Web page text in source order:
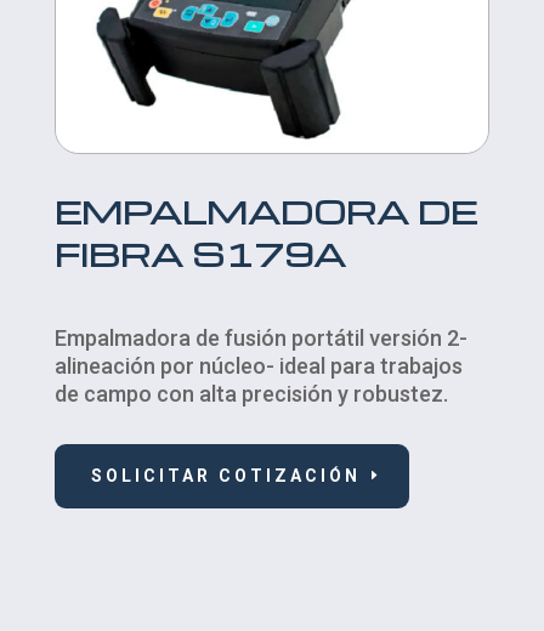
EMPALMADORA DE
FIBRA S179A
Empalmadora de fusión portátil versión 2-
alineación por núcleo- ideal para trabajos
de campo con alta precisión y robustez.
SOLICITAR COTIZACIÓN